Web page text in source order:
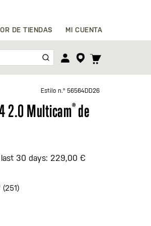
DE TIENDAS MI CUENTA
TOGGLE
Estilo n.º 56564DD26
2.0 Multicam® de
30 days: 229,00 €
(251)